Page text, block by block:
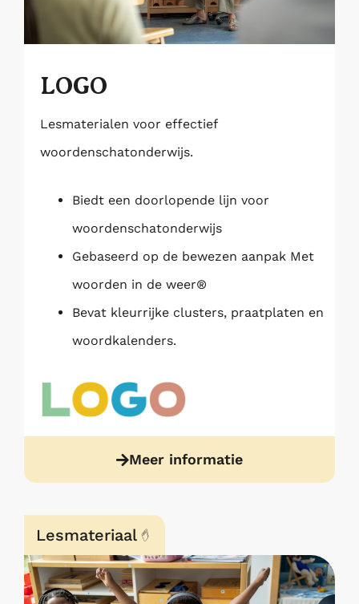
LOGO
Lesmaterialen voor effectief
woordenschatonderwijs.
Biedt een doorlopende lijn voor
woordenschatonderwijs
Gebaseerd op de bewezen aanpak Met
woorden in de weer®
Bevat kleurrijke clusters, praatplaten en
woordkalenders.
Meer informatie
Lesmateriaal